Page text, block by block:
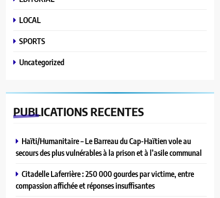
LOCAL
SPORTS
Uncategorized
PUBLICATIONS RECENTES
Haïti/Humanitaire – Le Barreau du Cap-Haïtien vole au
secours des plus vulnérables à la prison et à l’asile communal
Citadelle Laferrière : 250 000 gourdes par victime, entre
compassion affichée et réponses insuffisantes